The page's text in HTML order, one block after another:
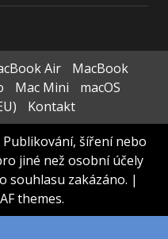
Air
MacBook
Mac Mini
macOS
Kontakt
šíření nebo
jiné než osobní účely
souhlasu zakázáno. |
themes.